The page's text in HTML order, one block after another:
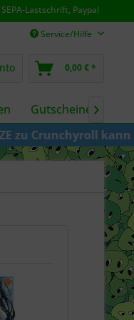
Lastschrift, Paypal
Service/Hilfe
0,00 € *
Gutscheine 
kann es sein,